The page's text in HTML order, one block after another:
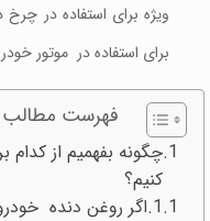
ویژه برای استفاده در
برای استفاده در موتور
فهرست مطالب
چگونه بفهمیم از کدام
کنيم؟
اگر روغن دنده